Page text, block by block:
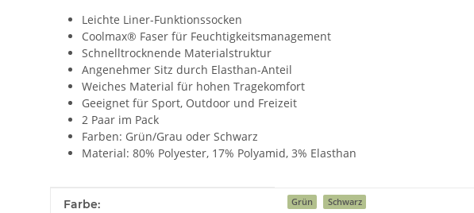
Leichte Liner-Funktionssocken
Coolmax® Faser für Feuchtigkeitsmanagement
Schnelltrocknende Materialstruktur
Angenehmer Sitz durch Elasthan-Anteil
Weiches Material für hohen Tragekomfort
Geeignet für Sport, Outdoor und Freizeit
2 Paar im Pack
Farben: Grün/Grau oder Schwarz
Material: 80% Polyester, 17% Polyamid, 3% Elasthan
Produkteigenschaft
Wert
Farbe: Grün Schwarz